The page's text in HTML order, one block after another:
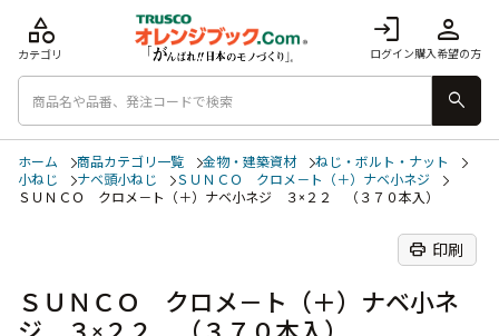
login
ログイン
person
購入希望の方
category
カテゴリ
search
ホーム 商品カテゴリ一覧 金物・建築資材
ねじ・ボルト・ナット
小ねじ
ナベ頭小ねじ
ＳＵＮＣＯ クロメ－ト（＋）ナベ小ネジ
ＳＵＮＣＯ クロメ－ト（＋）ナベ小ネジ ３×２２ （３７０本入）
print 印刷
ＳＵＮＣＯ クロメ－ト（＋）ナベ小ネ